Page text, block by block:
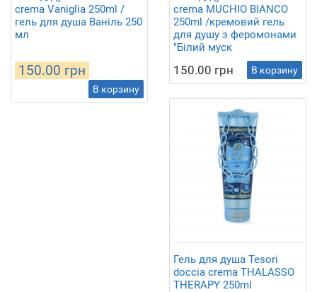
crema Vaniglia 250ml /
гель для душа Ваніль 250
мл
150.00 грн
В корзину
crema MUCHIO BIANCO
250ml /кремовий гель
для душу з феромонами
"Білий муск
150.00 грн В корзину
Гель для душа Tesori
doccia crema THALASSO
THERAPY 250ml